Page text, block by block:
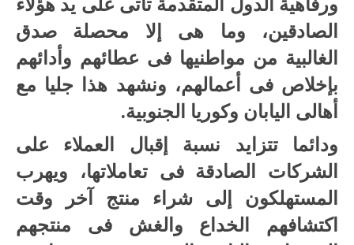
الصادقين، وما هى إلا محصلة صدق
الغالبية من مواطنيها فى عطائهم وأدائهم
بإخلاص فى أعمالهم، ونشهد هذا جليا مع
أهالى اليابان وكوريا الجنوبية.
ودائما تتزايد نسبة إقبال العملاء على
الشركات الصادقة فى تعاملاتها، ويهرب
المستهلكون إلى شراء منتج آخر وقت
اكتشافهم الخداع والغش فى منتجهم